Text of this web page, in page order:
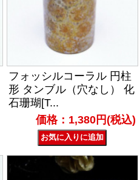
フォッシルコーラル 円柱
形 タンブル（穴なし） 化
石珊瑚[T...
価格：1,380円(税込)